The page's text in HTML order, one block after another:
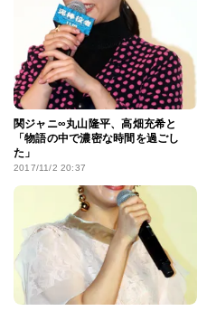
関ジャニ∞丸山隆平、高畑充希と
「物語の中で濃密な時間を過ごし
た」
2017/11/2 20:37